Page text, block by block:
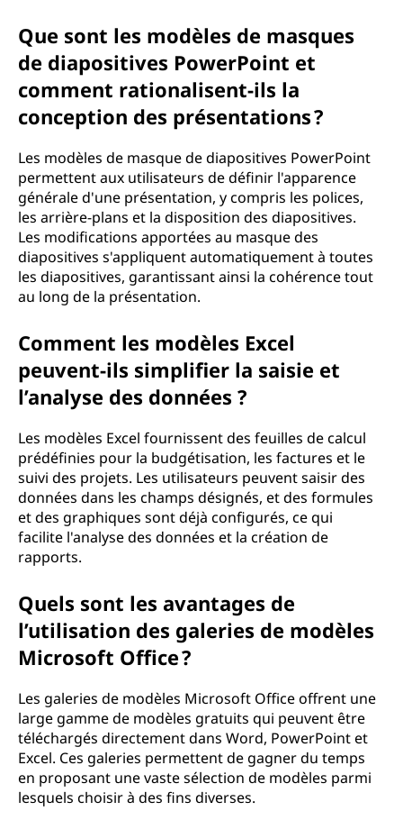
Que sont les modèles de masques
de diapositives PowerPoint et
comment rationalisent-ils la
conception des présentations ?
Les modèles de masque de diapositives PowerPoint
permettent aux utilisateurs de définir l'apparence
générale d'une présentation, y compris les polices,
les arrière-plans et la disposition des diapositives.
Les modifications apportées au masque des
diapositives s'appliquent automatiquement à toutes
les diapositives, garantissant ainsi la cohérence tout
au long de la présentation.
Comment les modèles Excel
peuvent-ils simplifier la saisie et
l’analyse des données ?
Les modèles Excel fournissent des feuilles de calcul
prédéfinies pour la budgétisation, les factures et le
suivi des projets. Les utilisateurs peuvent saisir des
données dans les champs désignés, et des formules
et des graphiques sont déjà configurés, ce qui
facilite l'analyse des données et la création de
rapports.
Quels sont les avantages de
l’utilisation des galeries de modèles
Microsoft Office ?
Les galeries de modèles Microsoft Office offrent une
large gamme de modèles gratuits qui peuvent être
téléchargés directement dans Word, PowerPoint et
Excel. Ces galeries permettent de gagner du temps
en proposant une vaste sélection de modèles parmi
lesquels choisir à des fins diverses.